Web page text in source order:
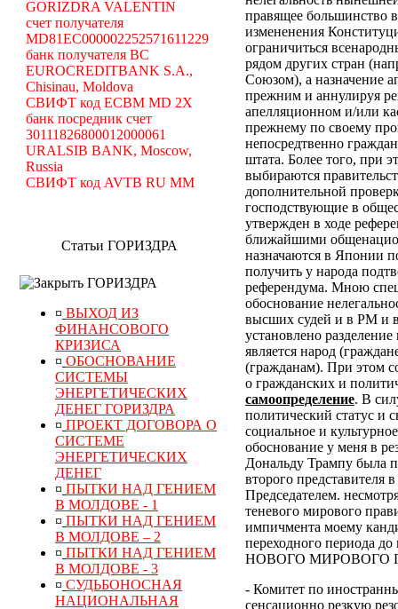
GORIZDRA VALENTIN
счет получателя
MD81EC000002252571611229
банк получателя BC
EUROCREDITBANK S.A.,
Chisinau, Moldova
СВИФТ код ECBM MD 2X
банк посредник счет
30111826800012000061
URALSIB BANK, Moscow,
Russia
СВИФТ код AVTB RU MM
Статьи ГОРИЗДРА
ГОРИЗДРА
¤ ВЫХОД ИЗ
ФИНАНСОВОГО
КРИЗИСА
¤ ОБОСНОВАНИЕ
СИСТЕМЫ
ЭНЕРГЕТИЧЕСКИХ
ДЕНЕГ ГОРИЗДРА
¤ ПРОЕКТ ДОГОВОРА О
СИСТЕМЕ
ЭНЕРГЕТИЧЕСКИХ
ДЕНЕГ
¤ ПЫТКИ НАД ГЕНИЕМ
В МОЛДОВЕ - 1
¤ ПЫТКИ НАД ГЕНИЕМ
В МОЛДОВЕ – 2
¤ ПЫТКИ НАД ГЕНИЕМ
В МОЛДОВЕ - 3
¤ СУДЬБОНОСНАЯ
НАЦИОНАЛЬНАЯ
правящее большинство
измененения
ограничиться
рядом других стран
Союзом), а назначение
прежним и аннулируя
апелляционном и/или
прежнему по своему
непосредтвенно
штата. Более того, при
выбираются
дополнительной
господствующие в
утвержден в ходе
ближайшими
назначаются в Японии
получить у народа
референдума. Мною
обоснование
высших судей и в РМ и
установлено
является народ
(гражданам). При этом
о гражданских и
самоопределение. В
политический статус и
социальное и
обоснование у меня в
Дональду Трампу была
второго представителя
Председателем.
теневого мирового
импичмента моему
переходного
НОВОГО МИРОВОГО
- Комитет по
сенсационно резкую